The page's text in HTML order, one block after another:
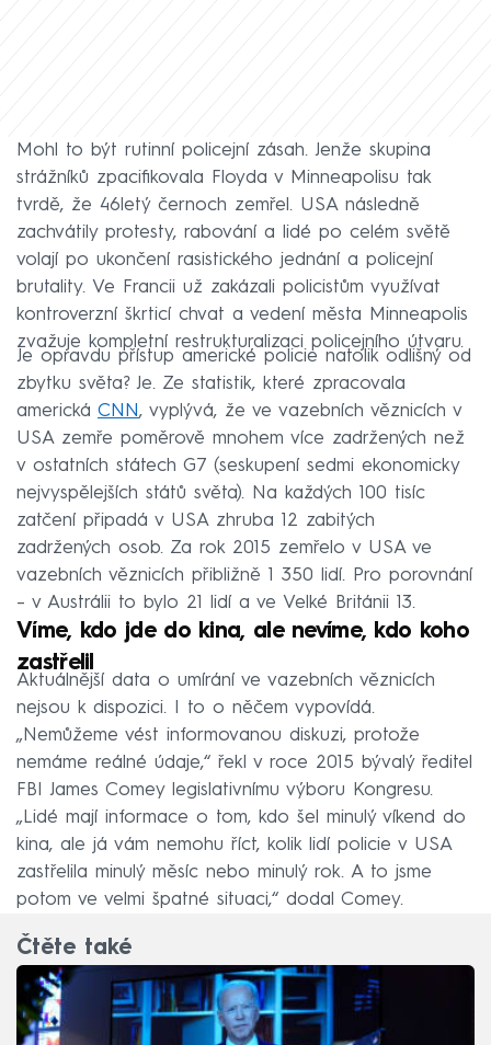
Mohl to být rutinní policejní zásah. Jenže skupina
strážníků zpacifikovala Floyda v Minneapolisu tak
tvrdě, že 46letý černoch zemřel. USA následně
zachvátily protesty, rabování a lidé po celém světě
volají po ukončení rasistického jednání a policejní
brutality. Ve Francii už zakázali policistům využívat
kontroverzní škrticí chvat a vedení města Minneapolis
zvažuje kompletní restrukturalizaci policejního útvaru.
Je opravdu přístup americké policie natolik odlišný od
zbytku světa? Je. Ze statistik, které zpracovala
americká CNN, vyplývá, že ve vazebních věznicích v
USA zemře poměrově mnohem více zadržených než
v ostatních státech G7 (seskupení sedmi ekonomicky
nejvyspělejších států světa). Na každých 100 tisíc
zatčení připadá v USA zhruba 12 zabitých
zadržených osob. Za rok 2015 zemřelo v USA ve
vazebních věznicích přibližně 1 350 lidí. Pro porovnání
– v Austrálii to bylo 21 lidí a ve Velké Británii 13.
Víme, kdo jde do kina, ale nevíme, kdo koho
zastřelil
Aktuálnější data o umírání ve vazebních věznicích
nejsou k dispozici. I to o něčem vypovídá.
„Nemůžeme vést informovanou diskuzi, protože
nemáme reálné údaje,“ řekl v roce 2015 bývalý ředitel
FBI James Comey legislativnímu výboru Kongresu.
„Lidé mají informace o tom, kdo šel minulý víkend do
kina, ale já vám nemohu říct, kolik lidí policie v USA
zastřelila minulý měsíc nebo minulý rok. A to jsme
potom ve velmi špatné situaci,“ dodal Comey.
Čtěte také